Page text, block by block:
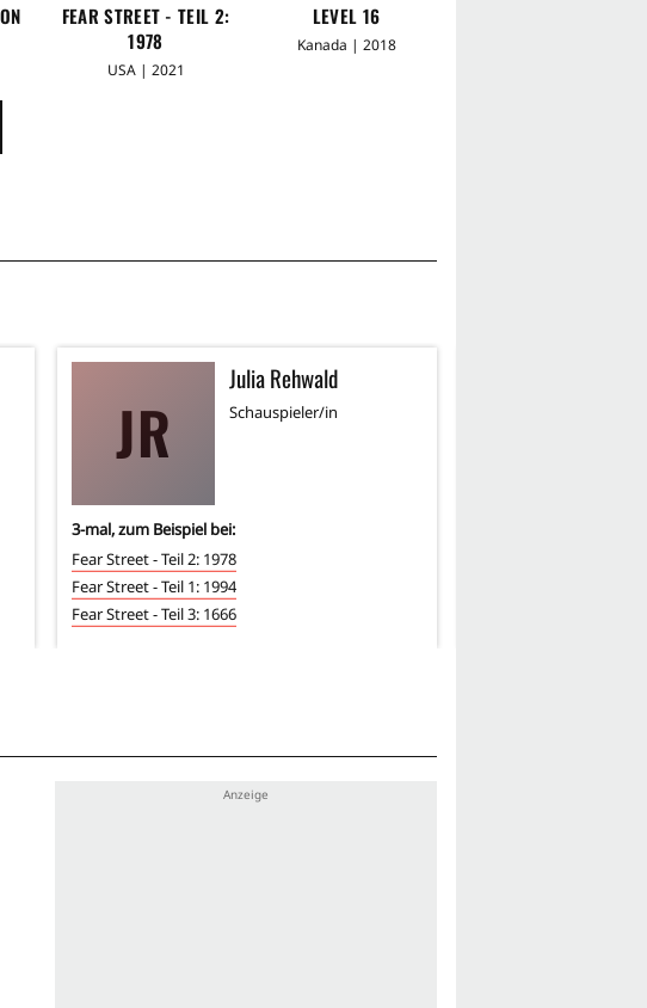
FEAR STREET - TEIL 2:
1978
USA | 2021
LEVEL 16
Kanada | 2018
JR
Julia Rehwald
Schauspieler/in
3-mal, zum Beispiel bei:
Fear Street - Teil 2: 1978
Fear Street - Teil 1: 1994
Fear Street - Teil 3: 1666